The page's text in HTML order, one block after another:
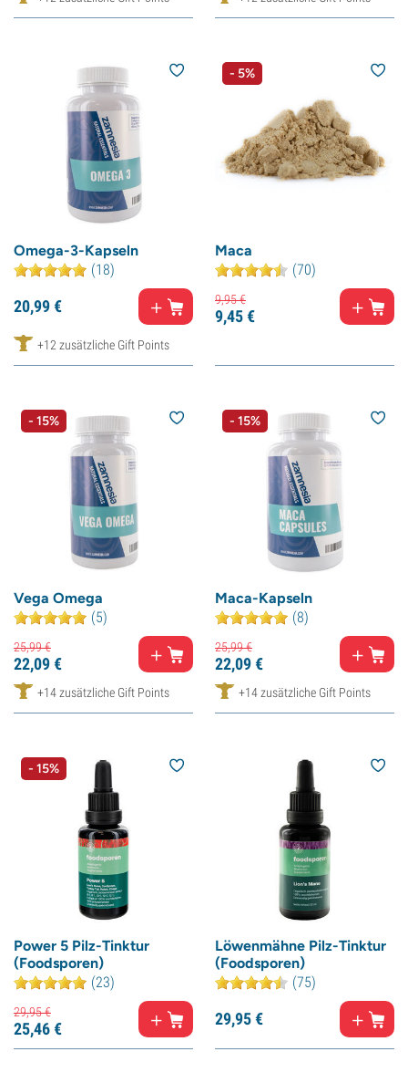
Omega-3-Kapseln
(18)
20,99€
+12 zusätzliche Gift Points
- 5%
Maca
(70)
9,95€
9,45€
- 15%
Vega Omega
(5)
25,99€
22,09€
+14 zusätzliche Gift Points
- 15%
Maca-Kapseln
(8)
25,99€
22,09€
+14 zusätzliche Gift Points
- 15%
Power 5 Pilz-Tinktur
(Foodsporen)
(23)
29,95€
25,46€
Löwenmähne Pilz-Tinktur
(Foodsporen)
(75)
29,95€